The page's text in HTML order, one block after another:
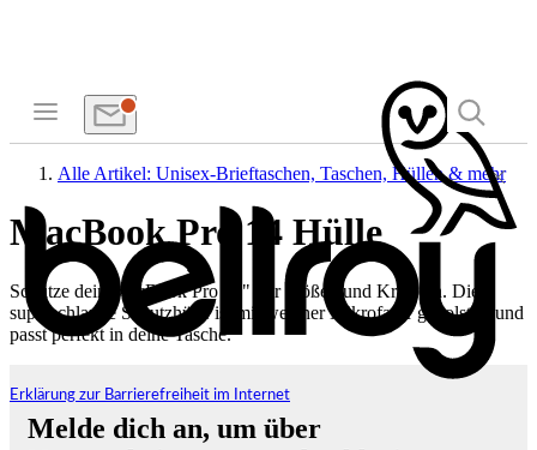
Erklärung zur Barrierefreiheit im Internet
Alle Artikel: Unisex-Brieftaschen, Taschen, Hüllen & mehr
MacBook Pro 14 Hülle
Schütze dein MacBook Pro 14" vor Stößen und Kratzern. Diese
superschlanke Schutzhülle ist mit weicher Mikrofaser gepolstert und
passt perfekt in deine Tasche.
Melde dich an, um über